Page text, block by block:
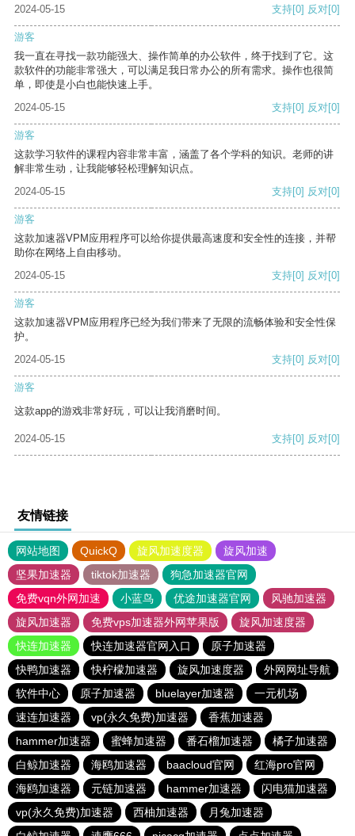
2024-05-15
支持[0] 反对[0]
游客
我一直在寻找一款功能强大、操作简单的办公软件，终于找到了它。这
款软件的功能非常强大，可以满足我日常办公的所有需求。操作也很简
单，即使是小白也能快速上手。
2024-05-15
支持[0] 反对[0]
游客
这款学习软件的课程内容非常丰富，涵盖了各个学科的知识。老师的讲
解非常生动，让我能够轻松理解知识点。
2024-05-15
支持[0] 反对[0]
游客
这款加速器VPM应用程序可以给你提供最高速度和安全性的连接，并帮
助你在网络上自由移动。
2024-05-15
支持[0] 反对[0]
游客
这款加速器VPM应用程序已经为我们带来了无限的流畅体验和安全性保
护。
2024-05-15
支持[0] 反对[0]
游客
这款app的游戏非常好玩，可以让我消磨时间。
2024-05-15 支持[0] 反对[0]
友情链接
网站地图 QuickQ 旋风加速度器
旋风加速
坚果加速器
tiktok加速器
狗急加速器官网
免费vqn外网加速
小蓝鸟 优途加速器官网
风驰加速器
旋风加速器
免费vps加速器外网苹果版
旋风加速度器
快连加速器
快连加速器官网入口
原子加速器
快鸭加速器
快柠檬加速器 旋风加速度器
外网网址导航
软件中心
原子加速器 bluelayer加速器
一元机场
速连加速器
vp(永久免费)加速器
香蕉加速器
hammer加速器
蜜蜂加速器 番石榴加速器
橘子加速器
白鲸加速器
海鸥加速器 baacloud官网
红海pro官网
海鸥加速器
元链加速器 hammer加速器
闪电猫加速器
vp(永久免费)加速器
西柚加速器
月兔加速器